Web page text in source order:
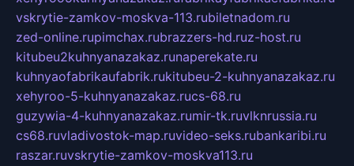
vskrytie-zamkov-moskva-113.rubiletnadom.ru
zed-online.rupimchax.rubrazzers-hd.ruz-host.ru
kitubeu2kuhnyanazakaz.runaperekate.ru
kuhnyaofabrikaufabrik.rukitubeu-2-kuhnyanazakaz.ru
xehyroo-5-kuhnyanazakaz.rucs-68.ru
guzywia-4-kuhnyanazakaz.rumir-tk.ruvlknrussia.ru
cs68.ruvladivostok-map.ruvideo-seks.rubankaribi.ru
raszar.ruvskrytie-zamkov-moskva113.ru